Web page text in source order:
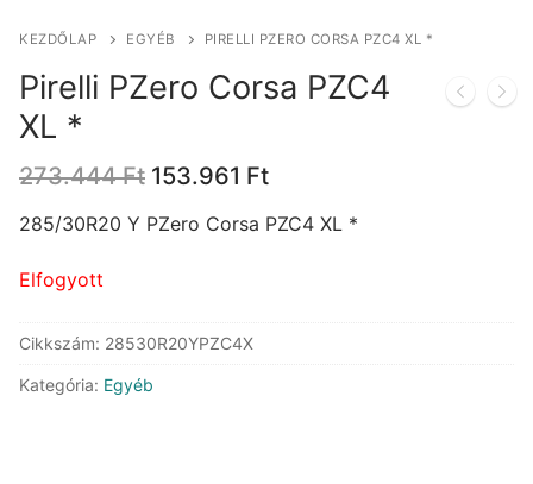
KEZDŐLAP EGYÉB PIRELLI PZERO CORSA PZC4 XL *
Pirelli PZero Corsa PZC4
XL *
273.444Ft Original
was:
153.961 FtCurrent
is:
285/30R20 Y PZero Corsa PZC4 XL *
Elfogyott
Cikkszám: 28530R20YPZC4X
Kategória: Egyéb